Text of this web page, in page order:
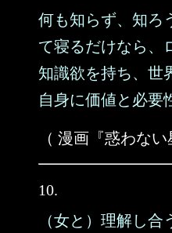
何も知らず、知ろ
て寝るだけなら、
知識欲を持ち、世
自身に価値と必要
（ 漫画『惑わない
10.
（女と）理解し